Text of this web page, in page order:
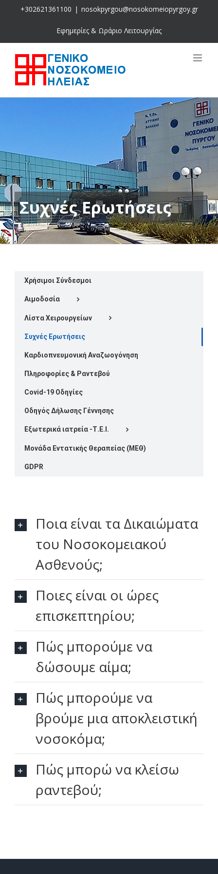
+302621361100 | nosokpyrgou@nosokomeiopyrgoy.gr
Εφημερίες & Ωράριο Λειτουργίας
Συχνές Ερωτήσεις
Χρήσιμοι Σύνδεσμοι
Αιμοδοσία
Λίστα Χειρουργείων
Συχνές Ερωτήσεις
Καρδιοπνευμονική Αναζωογόνηση
Πληροφορίες & Ραντεβού
Covid-19 Οδηγίες
Οδηγός Δήλωσης Γέννησης
Εξωτερικά ιατρεία -Τ.Ε.Ι.
Μονάδα Εντατικής Θεραπείας (ΜΕΘ)
GDPR
Ποια είναι τα Δικαιώματα
του Νοσοκομειακού
Ασθενούς;
Ποιες είναι οι ώρες
επισκεπτηρίου;
Πώς μπορούμε να
δώσουμε αίμα;
Πώς μπορούμε να
βρούμε μια αποκλειστική
νοσοκόμα;
Πώς μπορώ να κλείσω
ραντεβού;